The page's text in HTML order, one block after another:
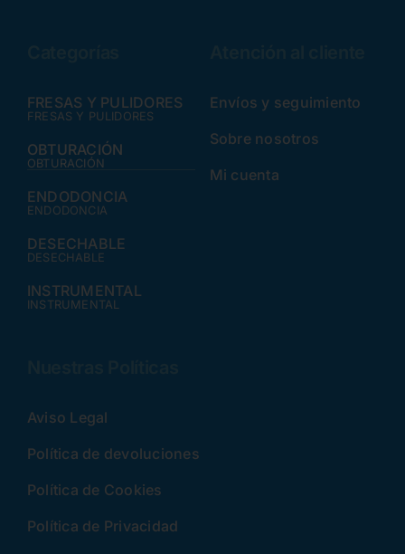
FRESAS Y PULIDORES
FRESAS Y PULIDORES
OBTURACIÓN
OBTURACIÓN
ENDODONCIA
ENDODONCIA
DESECHABLE
DESECHABLE
INSTRUMENTAL
INSTRUMENTAL
Envíos y seguimiento
Sobre nosotros
Mi cuenta
Aviso Legal
Política de devoluciones
Política de Cookies
Política de Privacidad